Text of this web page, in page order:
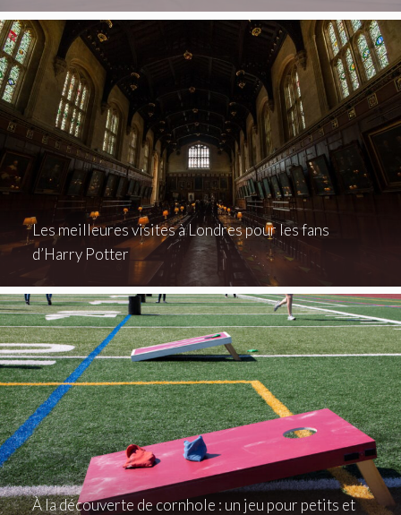
Les meilleures visites à Londres pour les fans
d’Harry Potter
À la découverte de cornhole : un jeu pour petits et